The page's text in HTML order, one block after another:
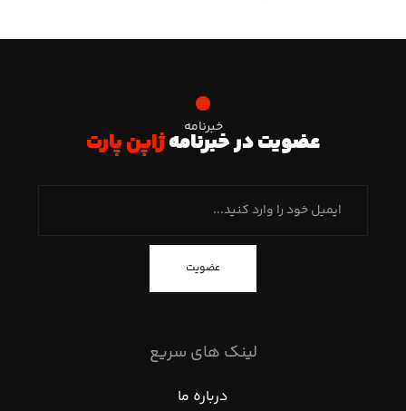
خبرنامه
عضویت در خبرنامهژاپن پارت
عضویت
لینک های سریع
درباره ما